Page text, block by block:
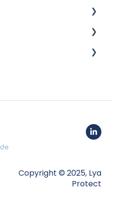
contrats
de Documents
Copyright © 2025, Lya
Protect